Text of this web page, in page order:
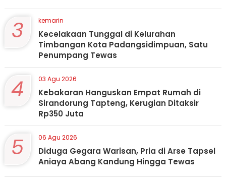
3 kemarin
Kecelakaan Tunggal di Kelurahan
Timbangan Kota Padangsidimpuan, Satu
Penumpang Tewas
4 03 Agu 2026
Kebakaran Hanguskan Empat Rumah di
Sirandorung Tapteng, Kerugian Ditaksir
Rp350 Juta
5 06 Agu 2026
Diduga Gegara Warisan, Pria di Arse Tapsel
Aniaya Abang Kandung Hingga Tewas